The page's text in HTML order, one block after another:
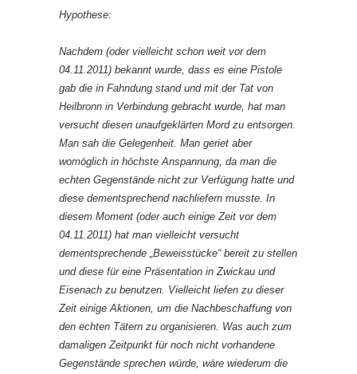
Hypothese:
Nachdem (oder vielleicht schon weit vor dem
04.11.2011) bekannt wurde, dass es eine Pistole
gab die in Fahndung stand und mit der Tat von
Heilbronn in Verbindung gebracht wurde, hat man
versucht diesen unaufgeklärten Mord zu entsorgen.
Man sah die Gelegenheit. Man geriet aber
womöglich in höchste Anspannung, da man die
echten Gegenstände nicht zur Verfügung hatte und
diese dementsprechend nachliefern musste. In
diesem Moment (oder auch einige Zeit vor dem
04.11.2011) hat man vielleicht versucht
dementsprechende „Beweisstücke“ bereit zu stellen
und diese für eine Präsentation in Zwickau und
Eisenach zu benutzen. Vielleicht liefen zu dieser
Zeit einige Aktionen, um die Nachbeschaffung von
den echten Tätern zu organisieren. Was auch zum
damaligen Zeitpunkt für noch nicht vorhandene
Gegenstände sprechen würde, wäre wiederum die